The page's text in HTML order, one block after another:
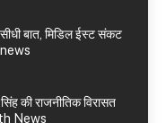
बात, मिडिल ईस्ट संकट
की राजनीतिक विरासत
News